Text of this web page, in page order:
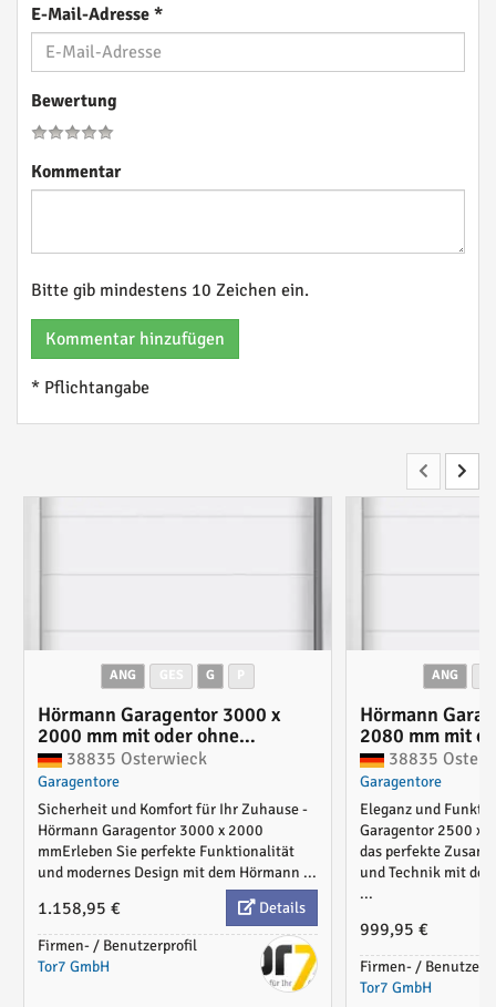
E-Mail-Adresse *
Bewertung
Kommentar
Bitte gib mindestens 10 Zeichen ein.
Kommentar hinzufügen
* Pflichtangabe
ANG G
Hörmann Garagentor 3000 x
2000 mm mit oder ohne
Torantrieb
38835 Osterwieck
Garagentore
Sicherheit und Komfort für Ihr Zuhause -
Hörmann Garagentor 3000 x 2000
mmErleben Sie perfekte Funktionalität
und modernes Design mit dem Hörmann ...
1.158,95 €
Details
Firmen- / Benutzerprofil
Tor7 GmbH
ANG
Hörmann
2080 mm mit
Torantrieb
38835
Garagentore
Eleganz und
Garagentor 2500 x
das perfekte
und Technik mit
...
999,95 €
Firmen- /
Tor7 GmbH